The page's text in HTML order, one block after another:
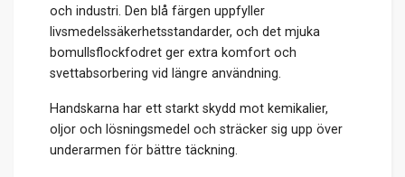
och industri. Den blå färgen uppfyller
livsmedelssäkerhetsstandarder, och det mjuka
bomullsflockfodret ger extra komfort och
svettabsorbering vid längre användning.
Handskarna har ett starkt skydd mot kemikalier,
oljor och lösningsmedel och sträcker sig upp över
underarmen för bättre täckning.